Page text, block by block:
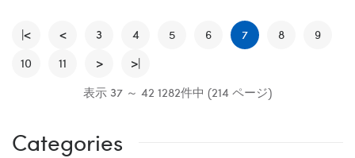
|< < 3 4 5 6 7 8
9
10
11 >
>|
表示 37 ～ 42 1282件中 (214 ページ)
Categories